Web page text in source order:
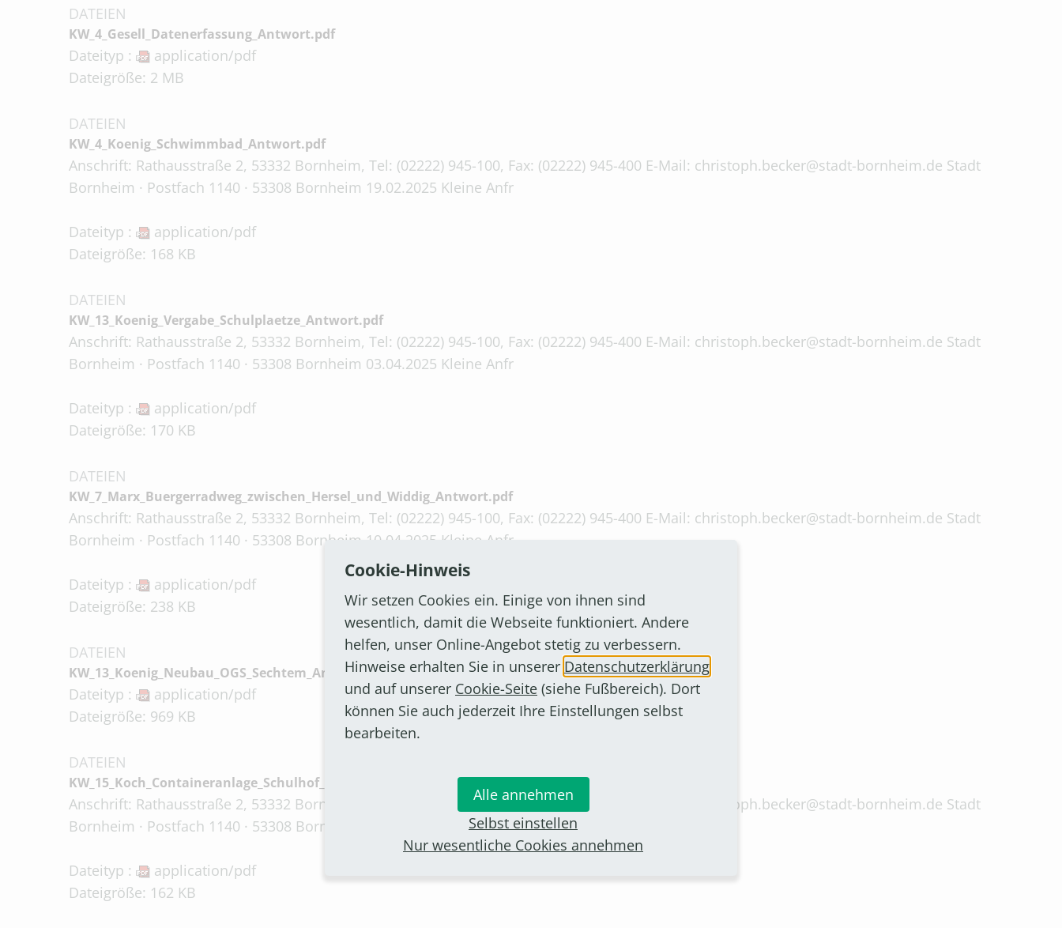
DATEIEN
KW_4_Gesell_Datenerfassung_Antwort.pdf
Dateityp :
application/pdf
Dateigröße: 2 MB
DATEIEN
KW_4_Koenig_Schwimmbad_Antwort.pdf
Anschrift: Rathausstraße 2, 53332 Bornheim, Tel: (02222) 945-100, Fax: (02222) 945-400 E-Mail: christoph.becker@stadt-bornheim.de Stadt
Bornheim · Postfach 1140 · 53308 Bornheim 19.02.2025 Kleine Anfr
Dateityp :
application/pdf
Dateigröße: 168 KB
DATEIEN
KW_13_Koenig_Vergabe_Schulplaetze_Antwort.pdf
Anschrift: Rathausstraße 2, 53332 Bornheim, Tel: (02222) 945-100, Fax: (02222) 945-400 E-Mail: christoph.becker@stadt-bornheim.de Stadt
Bornheim · Postfach 1140 · 53308 Bornheim 03.04.2025 Kleine Anfr
Dateityp :
application/pdf
Dateigröße: 170 KB
DATEIEN
KW_7_Marx_Buergerradweg_zwischen_Hersel_und_Widdig_Antwort.pdf
Anschrift: Rathausstraße 2, 53332 Bornheim, Tel: (02222) 945-100, Fax: (02222) 945-400 E-Mail: christoph.becker@stadt-bornheim.de Stadt
Bornheim · Postfach 1140 · 53308 Bornheim 10.04.2025 Kleine Anfr
Dateityp :
application/pdf
Dateigröße: 238 KB
DATEIEN
KW_13_Koenig_Neubau_OGS_Sechtem_Antwort.pdf
Dateityp :
application/pdf
Dateigröße: 969 KB
DATEIEN
KW_15_Koch_Containeranlage_Schulhof_Hemmerich_Antwort.pdf
Anschrift: Rathausstraße 2, 53332 Bornheim, Tel: (02222) 945-100, Fax: (02222) 945-400 E-Mail: christoph.becker@stadt-bornheim.de Stadt
Bornheim · Postfach 1140 · 53308 Bornheim 26.05.2025 Kleine Anfr
Dateityp :
application/pdf
Dateigröße: 162 KB
Cookie-Hinweis
Wir setzen Cookies ein. Einige von ihnen sind
wesentlich, damit die Webseite funktioniert. Andere
helfen, unser Online-Angebot stetig zu verbessern.
Hinweise erhalten Sie in unserer Datenschutzerklärung
und auf unserer Cookie-Seite (siehe Fußbereich). Dort
können Sie auch jederzeit Ihre Einstellungen selbst
bearbeiten.
Alle annehmen
Selbst einstellen
Nur wesentliche Cookies annehmen